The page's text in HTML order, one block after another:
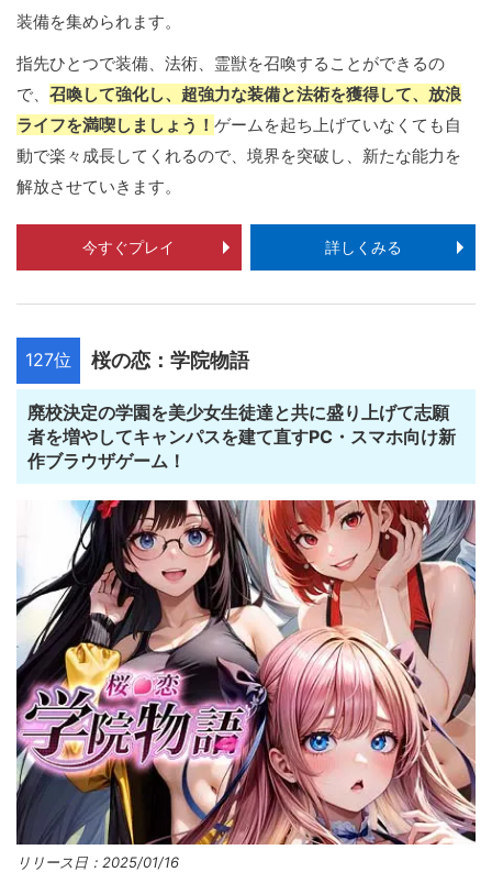
装備を集められます。
指先ひとつで装備、法術、霊獣を召喚することができるの
で、 召喚して強化し、超強力な装備と法術を獲得して、放浪
ライフを満喫しましょう！ ゲームを起ち上げていなくても自
動で楽々成長してくれるので、境界を突破し、新たな能力を
解放させていきます。
今すぐプレイ 詳しくみる
127位 桜の恋：学院物語
廃校決定の学園を美少女生徒達と共に盛り上げて志願
者を増やしてキャンパスを建て直すPC・スマホ向け新
作ブラウザゲーム！
リリース日：2025/01/16